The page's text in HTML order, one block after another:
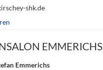
shk.de
EMMERICHS
Emmerichs